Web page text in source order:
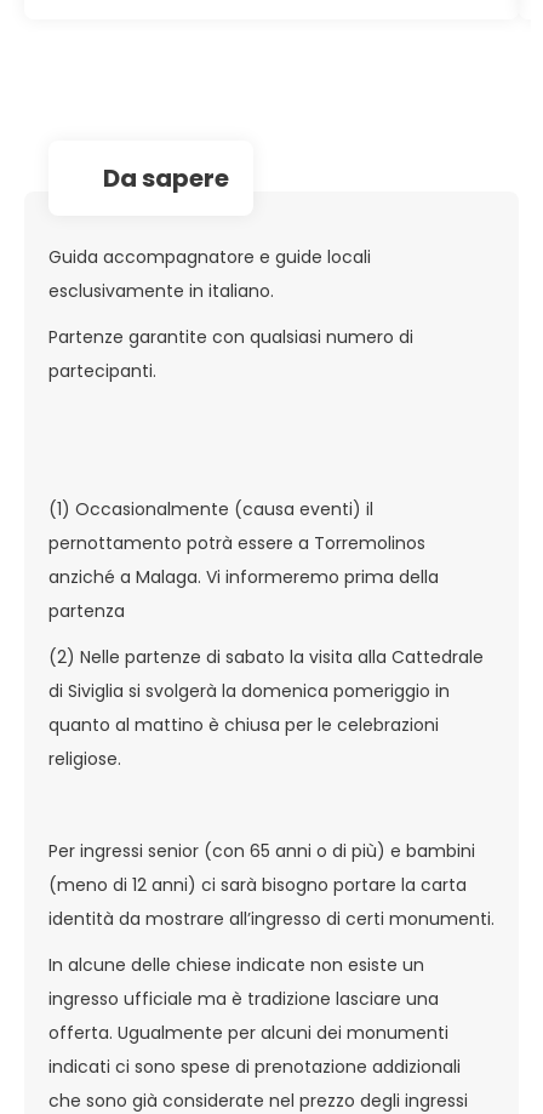
da sapere
Guida accompagnatore e guide locali
esclusivamente in italiano.
Partenze garantite con qualsiasi numero di
partecipanti.
(1) Occasionalmente (causa eventi) il
pernottamento potrà essere a Torremolinos
anziché a Malaga. Vi informeremo prima della
partenza
(2) Nelle partenze di sabato la visita alla Cattedrale
di Siviglia si svolgerà la domenica pomeriggio in
quanto al mattino è chiusa per le celebrazioni
religiose.
Per ingressi senior (con 65 anni o di più) e bambini
(meno di 12 anni) ci sarà bisogno portare la carta
identità da mostrare all’ingresso di certi monumenti.
In alcune delle chiese indicate non esiste un
ingresso ufficiale ma è tradizione lasciare una
offerta. Ugualmente per alcuni dei monumenti
indicati ci sono spese di prenotazione addizionali
che sono già considerate nel prezzo degli ingressi